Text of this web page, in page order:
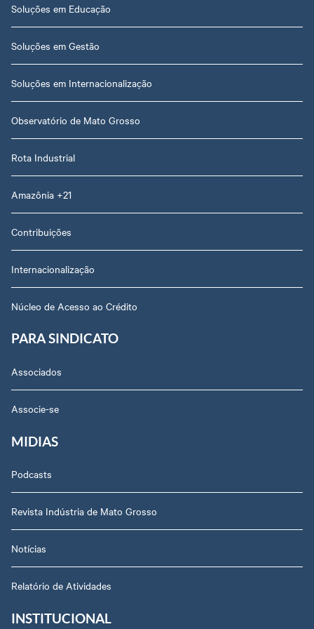
Soluções em Educação
Soluções em Gestão
Soluções em Internacionalização
Observatório de Mato Grosso
Rota Industrial
Amazônia +21
Contribuições
Internacionalização
Núcleo de Acesso ao Crédito
PARA SINDICATO
Associados
Associe-se
MIDIAS
Podcasts
Revista Indústria de Mato Grosso
Notícias
Relatório de Atividades
INSTITUCIONAL